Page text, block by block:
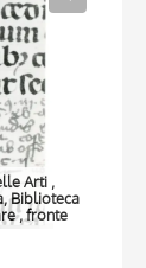
Arti ,
Biblioteca
, fronte